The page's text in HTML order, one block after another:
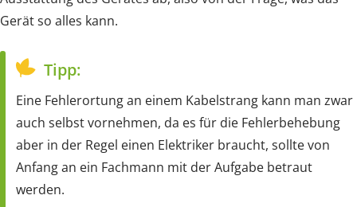
Gerät so alles kann.
Tipp:
Eine Fehlerortung an einem Kabelstrang kann man zwar
auch selbst vornehmen, da es für die Fehlerbehebung
aber in der Regel einen Elektriker braucht, sollte von
Anfang an ein Fachmann mit der Aufgabe betraut
werden.